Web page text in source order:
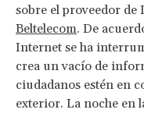
sobre el proveedor de
Beltelecom. De
Internet se ha
crea un vacío de
ciudadanos estén en
exterior. La noche en